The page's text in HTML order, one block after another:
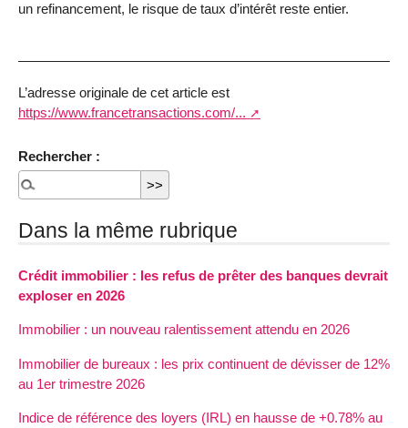
un refinancement, le risque de taux d’intérêt reste entier.
L’adresse originale de cet article est
https://www.francetransactions.com/...
Rechercher :
Dans la même rubrique
Crédit immobilier : les refus de prêter des banques devrait
exploser en 2026
Immobilier : un nouveau ralentissement attendu en 2026
Immobilier de bureaux : les prix continuent de dévisser de 12%
au 1er trimestre 2026
Indice de référence des loyers (IRL) en hausse de +0.78% au